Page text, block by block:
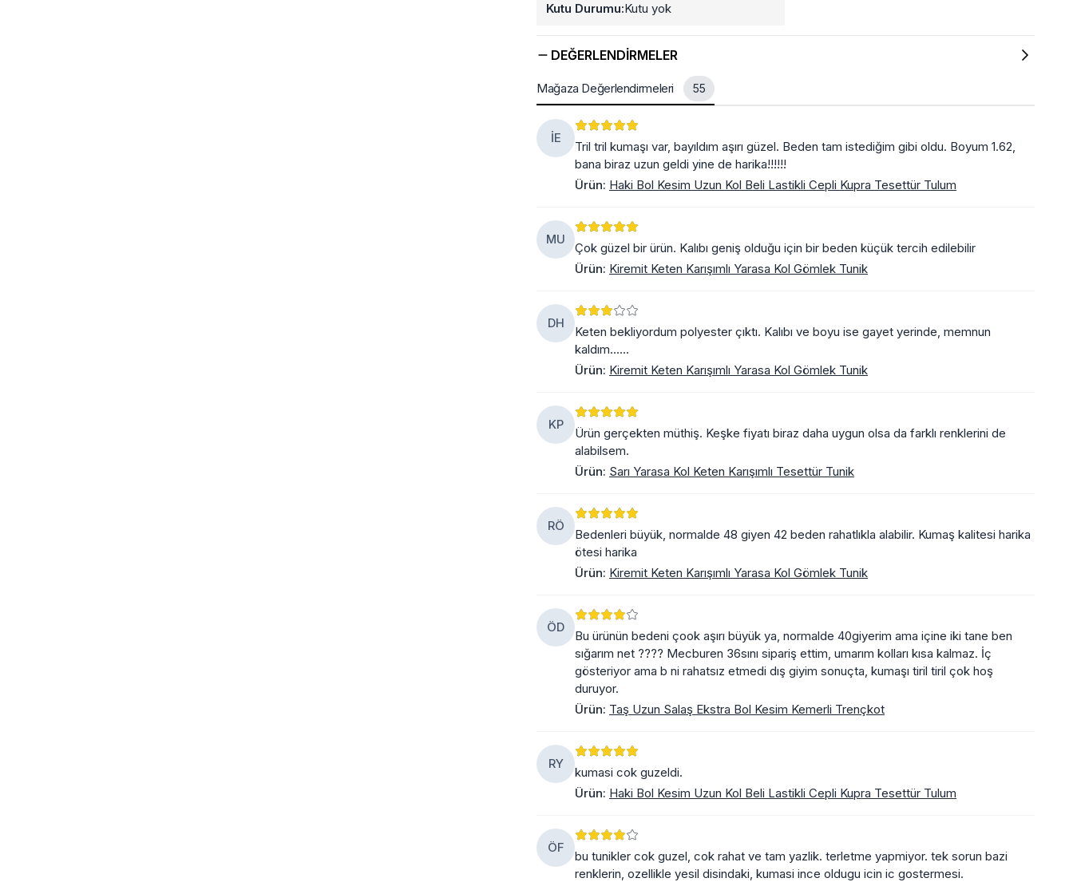
Kutu Durumu:Kutu yok
DEĞERLENDIRMELER
Mağaza Değerlendirmeleri 55
İE
Tril tril kumaşı var, bayıldım aşırı güzel. Beden tam istediğim gibi oldu. Boyum 1.62,
bana biraz uzun geldi yine de harika!!!!!!
Ürün: Haki Bol Kesim Uzun Kol Beli Lastikli Cepli Kupra Tesettür Tulum
MU
Çok güzel bir ürün. Kalıbı geniş olduğu için bir beden küçük tercih edilebilir
Ürün: Kiremit Keten Karışımlı Yarasa Kol Gömlek Tunik
DH
Keten bekliyordum polyester çıktı. Kalıbı ve boyu ise gayet yerinde, memnun
kaldım……
Ürün: Kiremit Keten Karışımlı Yarasa Kol Gömlek Tunik
KP
Ürün gerçekten müthiş. Keşke fiyatı biraz daha uygun olsa da farklı renklerini de
alabilsem.
Ürün: Sarı Yarasa Kol Keten Karışımlı Tesettür Tunik
RÖ
Bedenleri büyük, normalde 48 giyen 42 beden rahatlıkla alabilir. Kumaş kalitesi harika
ötesi harika
Ürün: Kiremit Keten Karışımlı Yarasa Kol Gömlek Tunik
ÖD
Bu ürünün bedeni çook aşırı büyük ya, normalde 40giyerim ama içine iki tane ben
sığarım net ???? Mecburen 36sını sipariş ettim, umarım kolları kısa kalmaz. İç
gösteriyor ama b ni rahatsız etmedi dış giyim sonuçta, kumaşı tiril tiril çok hoş
duruyor.
Ürün: Taş Uzun Salaş Ekstra Bol Kesim Kemerli Trençkot
RY
kumasi cok guzeldi.
Ürün: Haki Bol Kesim Uzun Kol Beli Lastikli Cepli Kupra Tesettür Tulum
ÖF
bu tunikler cok guzel, cok rahat ve tam yazlik. terletme yapmiyor. tek sorun bazi
renklerin, ozellikle yesil disindaki, kumasi ince oldugu icin ic gostermesi.